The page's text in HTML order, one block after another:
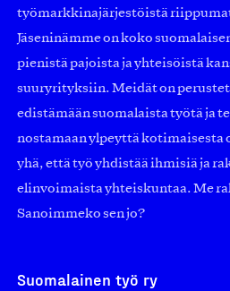
työmarkkinajärjestöistä
Jäseninämme on koko
pienistä pajoista ja yhteisöistä
suuryrityksiin. Meidät on
edistämään suomalaista työtä ja
nostamaan ylpeyttä kotimaisesta
yhä, että työ yhdistää ihmisiä ja
elinvoimaista yhteiskuntaa. Me
Sanoimmeko sen jo?
Suomalainen työ ry